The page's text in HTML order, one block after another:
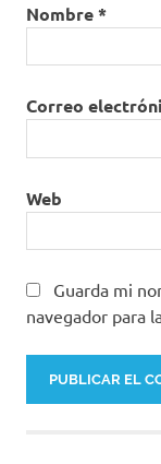
Nombre*
Correo
Web
Guarda mi
navegador para